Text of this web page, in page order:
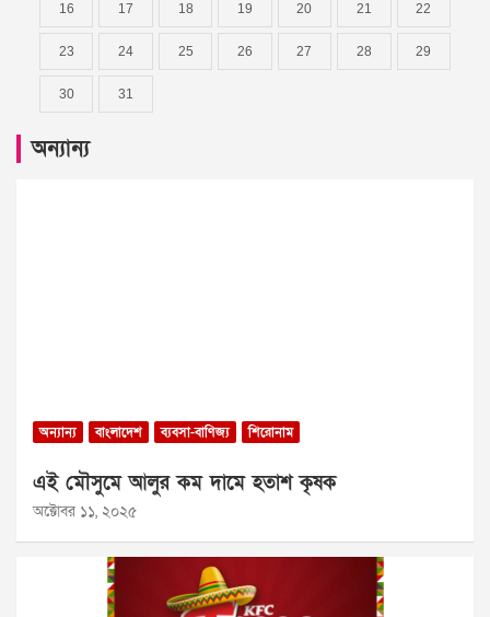
16 17 18 19 20 21 22
23 24 25 26 27 28 29
30 31
অন্যান্য
অন্যান্য বাংলাদেশ ব্যবসা-বাণিজ্য শিরোনাম
এই মৌসুমে আলুর কম দামে হতাশ কৃষক
অক্টোবর ১১, ২০২৫